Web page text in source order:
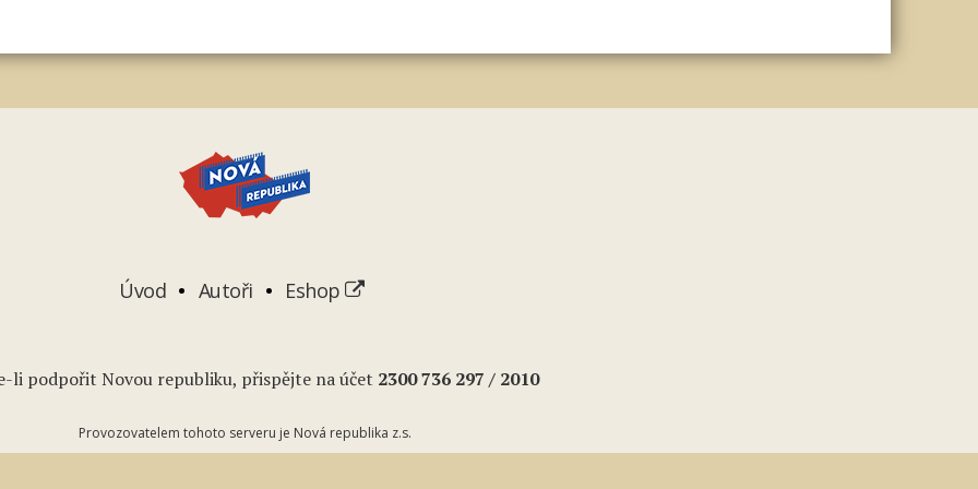
Úvod Autoři Eshop
li podpořit Novou republiku, přispějte na účet 2300 736 297 / 2010
Provozovatelem tohoto serveru je Nová republika z.s.